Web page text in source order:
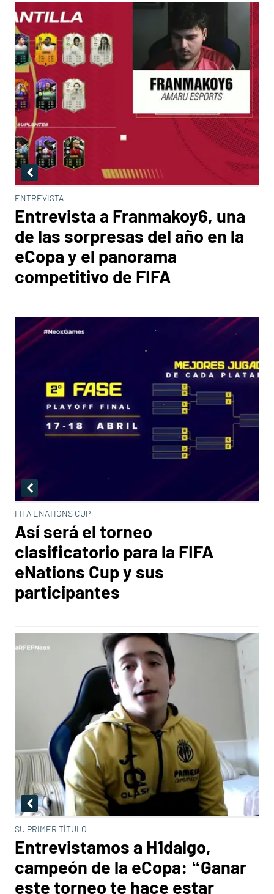
ENTREVISTA
Entrevista a Franmakoy6, una
de las sorpresas del año en la
eCopa y el panorama
competitivo de FIFA
FIFA ENATIONS CUP
Así será el torneo
clasificatorio para la FIFA
eNations Cup y sus
participantes
SU PRIMER TÍTULO
Entrevistamos a H1dalgo,
campeón de la eCopa: “Ganar
este torneo te hace estar